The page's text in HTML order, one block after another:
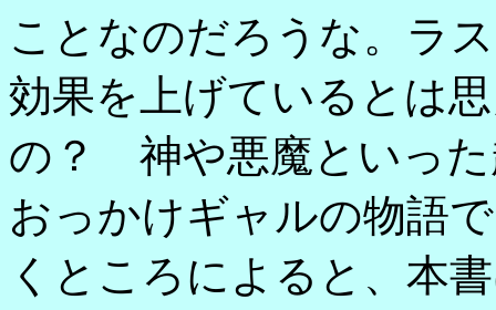
ことなのだろうな。ラ
効果を上げているとは
の？ 神や悪魔といった
おっかけギャルの物語
くところによると、本